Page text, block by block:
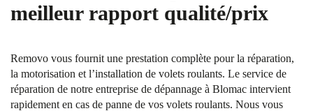
meilleur rapport qualité/prix
Removo vous fournit une prestation complète pour la réparation,
la motorisation et l’installation de volets roulants. Le service de
réparation de notre entreprise de dépannage à Blomac intervient
rapidement en cas de panne de vos volets roulants. Nous vous